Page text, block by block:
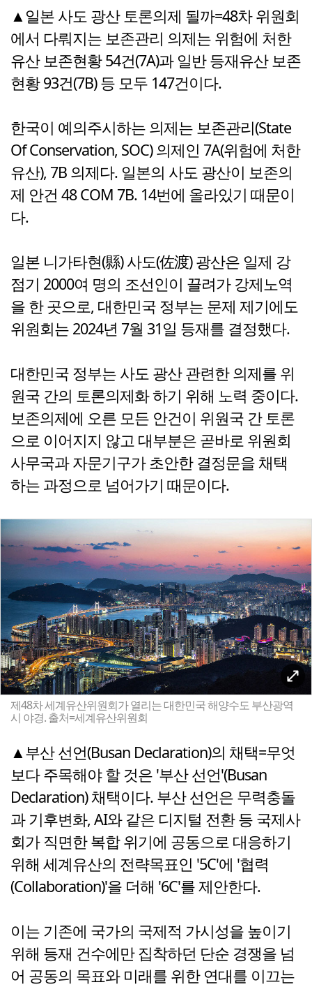
▲일본 사도 광산 토론의제 될까=48차 위원회
에서 다뤄지는 보존관리 의제는 위험에 처한
유산 보존현황 54건(7A)과 일반 등재유산 보존
현황 93건(7B) 등 모두 147건이다.
한국이 예의주시하는 의제는 보존관리(State
Of Conservation, SOC) 의제인 7A(위험에 처한
유산), 7B 의제다. 일본의 사도 광산이 보존의
제 안건 48 COM 7B. 14번에 올라있기 때문이
다.
일본 니가타현(縣) 사도(佐渡) 광산은 일제 강
점기 2000여 명의 조선인이 끌려가 강제노역
을 한 곳으로, 대한민국 정부는 문제 제기에도
위원회는 2024년 7월 31일 등재를 결정했다.
대한민국 정부는 사도 광산 관련한 의제를 위
원국 간의 토론의제화 하기 위해 노력 중이다.
보존의제에 오른 모든 안건이 위원국 간 토론
으로 이어지지 않고 대부분은 곧바로 위원회
사무국과 자문기구가 초안한 결정문을 채택
하는 과정으로 넘어가기 때문이다.
제48차 세계유산위원회가 열리는 대한민국 해양수도 부산광역
시 야경. 출처=세계유산위원회
▲부산 선언(Busan Declaration)의 채택=무엇
보다 주목해야 할 것은 '부산 선언'(Busan
Declaration) 채택이다. 부산 선언은 무력충돌
과 기후변화, AI와 같은 디지털 전환 등 국제사
회가 직면한 복합 위기에 공동으로 대응하기
위해 세계유산의 전략목표인 '5C'에 '협력
(Collaboration)'을 더해 '6C'를 제안한다.
이는 기존에 국가의 국제적 가시성을 높이기
위해 등재 건수에만 집착하던 단순 경쟁을 넘
어 공동의 목표와 미래를 위한 연대를 이끄는